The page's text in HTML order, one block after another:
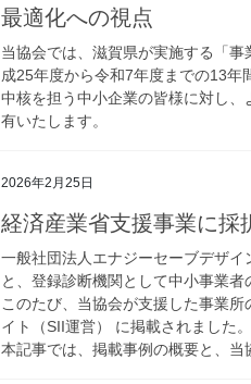
最適化への視点
当協会では、滋賀県が実施する「
成25年度から令和7年度までの13年
中核を担う中小企業の皆様に対し
有いたします。
2026年2月25日
経済産業省支援事業に採
一般社団法人エナジーセーブデザ
と、登録診断機関として中小事業者
このたび、当協会が支援した事業
イト（SII運営） に掲載されました。
本記事では、掲載事例の概要と、当